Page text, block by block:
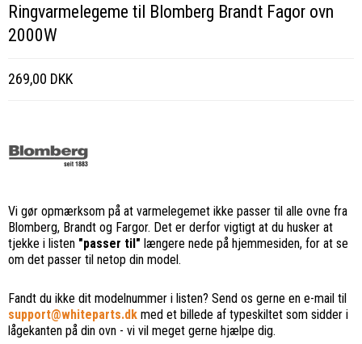
Ringvarmelegeme til Blomberg Brandt Fagor ovn
2000W
269,00 DKK
Vi gør opmærksom på at varmelegemet ikke passer til alle ovne fra
Blomberg, Brandt og Fargor. Det er derfor vigtigt at du husker at
tjekke i listen "passer til" længere nede på hjemmesiden, for at se
om det passer til netop din model.
Fandt du ikke dit modelnummer i listen? Send os gerne en e-mail til
support@whiteparts.dk med et billede af typeskiltet som sidder i
lågekanten på din ovn - vi vil meget gerne hjælpe dig.